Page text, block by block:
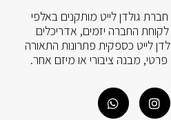
גולדן לייט מותקנים באלפי
החברה יזמים, אדריכלים
לייט כספקית פתרונות התאורה
מבנה ציבורי או מיזם אחר.